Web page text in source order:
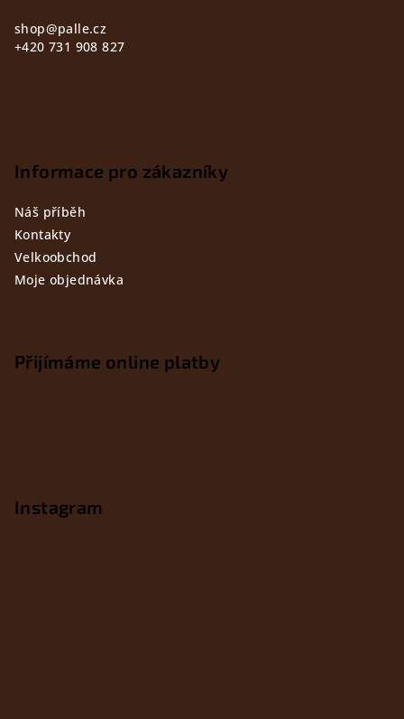
shop@palle.cz
+420 731 908 827
Informace pro zákazníky
Náš příběh
Kontakty
Velkoobchod
Moje objednávka
Přijímáme online platby
Instagram